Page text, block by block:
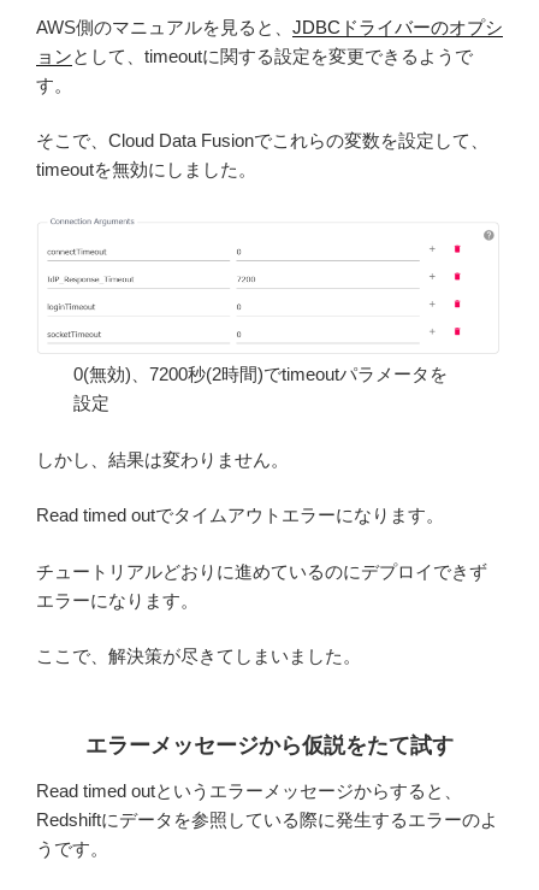
AWS側のマニュアルを見ると、 JDBCドライバーのオプシ
ョンとして、timeoutに関する設定を変更できるようで
す。
そこで、Cloud Data Fusionでこれらの変数を設定して、
timeoutを無効にしました。
0(無効)、7200秒(2時間)でtimeoutパラメータを
設定
しかし、結果は変わりません。
Read timed outでタイムアウトエラーになります。
チュートリアルどおりに進めているのにデプロイできず
エラーになります。
ここで、解決策が尽きてしまいました。
エラーメッセージから仮説をたて試す
Read timed outというエラーメッセージからすると、
Redshiftにデータを参照している際に発生するエラーのよ
うです。